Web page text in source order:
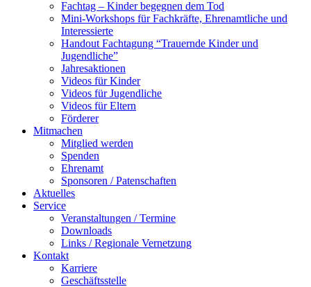
Fachtag – Kinder begegnen dem Tod
Mini-Workshops für Fachkräfte, Ehrenamtliche und
Interessierte
Handout Fachtagung “Trauernde Kinder und
Jugendliche”
Jahresaktionen
Videos für Kinder
Videos für Jugendliche
Videos für Eltern
Förderer
Mitmachen
Mitglied werden
Spenden
Ehrenamt
Sponsoren / Patenschaften
Aktuelles
Service
Veranstaltungen / Termine
Downloads
Links / Regionale Vernetzung
Kontakt
Karriere
Geschäftsstelle